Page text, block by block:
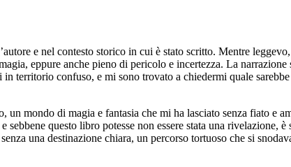
e nel contesto storico in cui è stato scritto. Mentre
eppure anche pieno di pericolo e incertezza. La narrazione
territorio confuso, e mi sono trovato a chiedermi quale sarebbe
mondo di magia e fantasia che mi ha lasciato senza fiato e
questo libro potesse non essere stata una rivelazione,
una destinazione chiara, un percorso tortuoso che si